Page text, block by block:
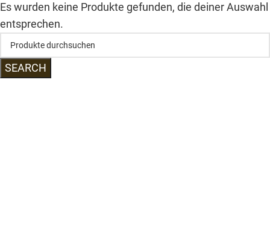
Es wurden keine Produkte gefunden, die deiner Auswahl
entsprechen.
SEARCH